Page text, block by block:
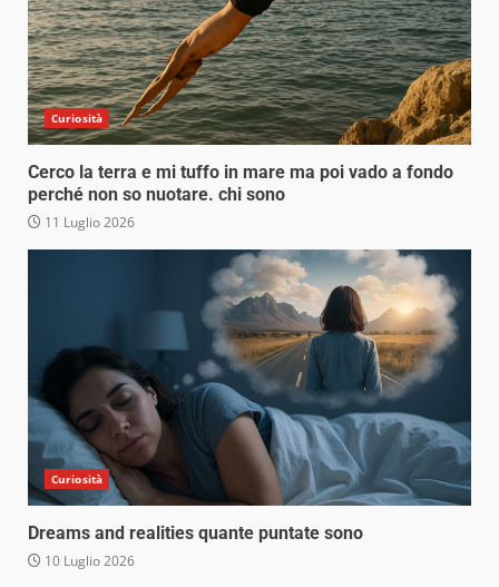
Curiosità
Cerco la terra e mi tuffo in mare ma poi vado a fondo
perché non so nuotare. chi sono
11 Luglio 2026
Curiosità
Dreams and realities quante puntate sono
10 Luglio 2026